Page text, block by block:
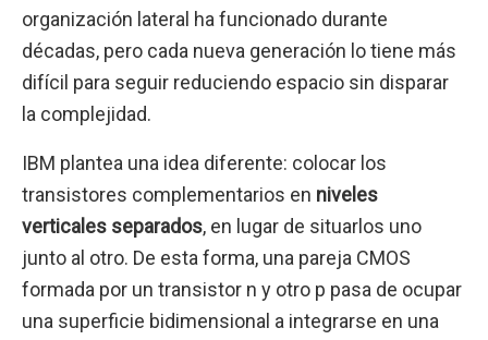
organización lateral ha funcionado durante
décadas, pero cada nueva generación lo tiene más
difícil para seguir reduciendo espacio sin disparar
la complejidad.
IBM plantea una idea diferente: colocar los
transistores complementarios en niveles
verticales separados, en lugar de situarlos uno
junto al otro. De esta forma, una pareja CMOS
formada por un transistor n y otro p pasa de ocupar
una superficie bidimensional a integrarse en una